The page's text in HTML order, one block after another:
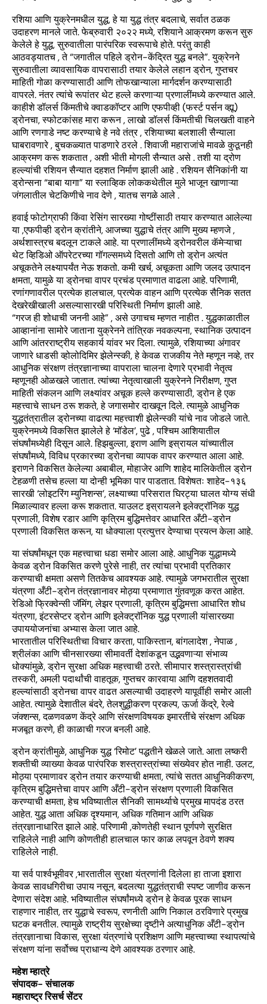
रशिया आणि युक्रेनमधील युद्ध, हे या युद्ध तंत्र बदलाचे, सर्वात ठळक
उदाहरण मानले जाते. फेब्रुवारी २०२२ मध्ये, रशियाने आक्रमण करून सुरु
केलेले हे युद्ध, सुरुवातीला पारंपरिक स्वरूपाचे होते. परंतु काही
आठवड्यातच , ते “जगातील पहिले ड्रोन-केंद्रित युद्ध बनले”. युक्रेनने
सुरुवातीला व्यावसायिक वापरासाठी तयार केलेले लहान ड्रोन, गुप्तचर
माहिती गोळा करण्यासाठी आणि तोफखान्याला मार्गदर्शन करण्यासाठी
वापरले. नंतर त्यांचे रूपांतर थेट हल्ले करणाऱ्या प्रणालींमध्ये करण्यात आले.
काहीशे डॉलर्स किंमतीचे क्वाडकॉप्टर आणि एफपीव्ही (फर्स्ट पर्सन व्ह्यू)
ड्रोनचा, स्फोटकांसह मारा करून , लाखो डॉलर्स किंमतीची चिलखती वाहने
आणि रणगाडे नष्ट करण्याचे हे नवे तंत्र , रशियाच्या बलशाली सैन्याला
घाबरावणारे , बुचकळ्यात पाडणारे ठरले . शिवाजी महाराजांचे मावळे कुठूनही
आक्रमण करू शकतात , अशी भीती मोगली सैन्यात असे . तशी या द्रोण
हल्ल्यांची रशियन सैन्यात दहशत निर्माण झाली आहे . रशियन सैनिकांनी या
ड्रोन्सना “बाबा यागा” या स्लाव्हिक लोककथेतील मुले भाजून खाणाऱ्या
जंगलातील चेटकिणीचे नाव देणे , यातच सगळे आले .
हवाई फोटोग्राफी किंवा रेसिंग सारख्या गोष्टींसाठी तयार करण्यात आलेल्या
या ,एफपीव्ही ड्रोन क्रांतीने, आजच्या युद्धाचे तंत्र आणि मुख्य म्हणजे ,
अर्थशास्त्रच बदलून टाकले आहे. या प्रणालींमध्ये ड्रोनवरील कॅमेऱ्याचा
थेट व्हिडिओ ऑपरेटरच्या गॉगल्समध्ये दिसतो आणि तो ड्रोन अत्यंत
अचूकतेने लक्ष्यापर्यंत नेऊ शकतो. कमी खर्च, अचूकता आणि जलद उत्पादन
क्षमता, यामुळे या ड्रोनचा वापर प्रचंड प्रमाणात वाढला आहे. परिणामी,
रणांगणावरील प्रत्येक हालचाल, प्रत्येक वाहन आणि प्रत्येक सैनिक सतत
देखरेखीखाली असल्यासारखी परिस्थिती निर्माण झाली आहे.
“गरज ही शोधाची जननी आहे” , असे उगाचच म्हणत नाहीत . युद्धकाळातील
आव्हानांना सामोरे जाताना युक्रेनने तांत्रिक नवकल्पना, स्थानिक उत्पादन
आणि आंतरराष्ट्रीय सहकार्य यांवर भर दिला. त्यामुळे, रशियाच्या अंगावर
जाणारे धाडसी व्होलोदिमिर झेलेन्स्की, हे केवळ राजकीय नेते म्हणून नव्हे, तर
आधुनिक संरक्षण तंत्रज्ञानाच्या वापराला चालना देणारे प्रभावी नेतृत्व
म्हणूनही ओळखले जातात. त्यांच्या नेतृत्वाखाली युक्रेनने निरीक्षण, गुप्त
माहिती संकलन आणि लक्ष्यांवर अचूक हल्ले करण्यासाठी, ड्रोन हे एक
महत्त्वाचे साधन ठरू शकते, हे जगासमोर दाखवून दिले. त्यामुळे आधुनिक
युद्धतंत्रातील ड्रोनच्या वाढत्या महत्त्वाशी झेलेन्स्की यांचे नाव जोडले जाते.
युक्रेनमध्ये विकसित झालेले हे ‘मॉडेल’, पुढे , पश्चिम आशियातील
संघर्षांमध्येही दिसून आले. हिझबुल्ला, इराण आणि इस्रायल यांच्यातील
संघर्षांमध्ये, विविध प्रकारच्या ड्रोनचा व्यापक वापर करण्यात आला आहे.
इराणने विकसित केलेल्या अबाबील, मोहाजेर आणि शाहेद मालिकेतील ड्रोन
टेहळणी तसेच हल्ला या दोन्ही भूमिका पार पाडतात. विशेषतः शाहेद-१३६
सारखी ‘लोइटरिंग म्युनिशन्स’, लक्ष्याच्या परिसरात घिरट्या घालत योग्य संधी
मिळाल्यावर हल्ला करू शकतात. याउलट इस्रायलने इलेक्ट्रॉनिक युद्ध
प्रणाली, विशेष रडार आणि कृत्रिम बुद्धिमत्तेवर आधारित अँटी-ड्रोन
प्रणाली विकसित करून, या धोक्याला प्रत्युत्तर देण्याचा प्रयत्न केला आहे.
या संघर्षांमधून एक महत्त्वाचा धडा समोर आला आहे. आधुनिक युद्धामध्ये
केवळ ड्रोन विकसित करणे पुरेसे नाही, तर त्यांचा प्रभावी प्रतिकार
करण्याची क्षमता असणे तितकेच आवश्यक आहे. त्यामुळे जगभरातील सुरक्षा
यंत्रणा अँटी-ड्रोन तंत्रज्ञानावर मोठ्या प्रमाणात गुंतवणूक करत आहेत.
रेडिओ फ्रिक्वेन्सी जॅमिंग, लेझर प्रणाली, कृत्रिम बुद्धिमत्ता आधारित शोध
यंत्रणा, इंटरसेप्टर ड्रोन आणि इलेक्ट्रॉनिक युद्ध प्रणाली यांसारख्या
उपाययोजनांचा अभ्यास केला जात आहे.
भारतातील परिस्थितीचा विचार करता, पाकिस्तान, बांगलादेश , नेपाळ ,
श्रीलंका आणि चीनसारख्या सीमावर्ती देशांकडून उद्भवणाऱ्या संभाव्य
धोक्यांमुळे, ड्रोन सुरक्षा अधिक महत्त्वाची ठरते. सीमापार शस्त्रास्त्रांची
तस्करी, अमली पदार्थांची वाहतूक, गुप्तचर कारवाया आणि दहशतवादी
हल्ल्यांसाठी ड्रोनचा वापर वाढत असल्याची उदाहरणे यापूर्वीही समोर आली
आहेत. त्यामुळे देशातील बंदरे, तेलशुद्धीकरण प्रकल्प, ऊर्जा केंद्रे, रेल्वे
जंक्शन्स, दळणवळण केंद्रे आणि संरक्षणविषयक इमारतींचे संरक्षण अधिक
मजबूत करणे, ही काळाची गरज बनली आहे.
ड्रोन क्रांतीमुळे, आधुनिक युद्ध ‘रिमोट’ पद्धतीने खेळले जाते. आता लष्करी
शक्तीची व्याख्या केवळ पारंपरिक शस्त्रास्त्रांच्या संख्येवर होत नाही. उलट,
मोठ्या प्रमाणावर ड्रोन तयार करण्याची क्षमता, त्यांचे सतत आधुनिकीकरण,
कृत्रिम बुद्धिमत्तेचा वापर आणि अँटी-ड्रोन संरक्षण प्रणाली विकसित
करण्याची क्षमता, हेच भविष्यातील सैनिकी सामर्थ्याचे प्रमुख मापदंड ठरत
आहेत. युद्ध आता अधिक दृश्यमान, अधिक गतिमान आणि अधिक
तंत्रज्ञानाधारित झाले आहे. परिणामी ,कोणतेही स्थान पूर्णपणे सुरक्षित
राहिलेले नाही आणि कोणतीही हालचाल फार काळ लपवून ठेवणे शक्य
राहिलेले नाही.
या सर्व पार्श्वभूमीवर ,भारतातील सुरक्षा यंत्रणांनी दिलेला हा ताजा इशारा
केवळ सावधगिरीचा उपाय नसून, बदलत्या युद्धतंत्राची स्पष्ट जाणीव करून
देणारा संदेश आहे. भविष्यातील संघर्षांमध्ये ड्रोन हे केवळ पूरक साधन
राहणार नाहीत, तर युद्धाचे स्वरूप, रणनीती आणि निकाल ठरविणारे प्रमुख
घटक बनतील. त्यामुळे राष्ट्रीय सुरक्षेच्या दृष्टीने अत्याधुनिक अँटी-ड्रोन
तंत्रज्ञानाचा विकास, सुरक्षा यंत्रणांचे प्रशिक्षण आणि महत्त्वाच्या स्थापत्यांचे
संरक्षण यांना सर्वोच्च प्राधान्य देणे आवश्यक ठरणार आहे.
महेश म्हात्रे
संपादक- संचालक
महाराष्ट्र रिसर्च सेंटर